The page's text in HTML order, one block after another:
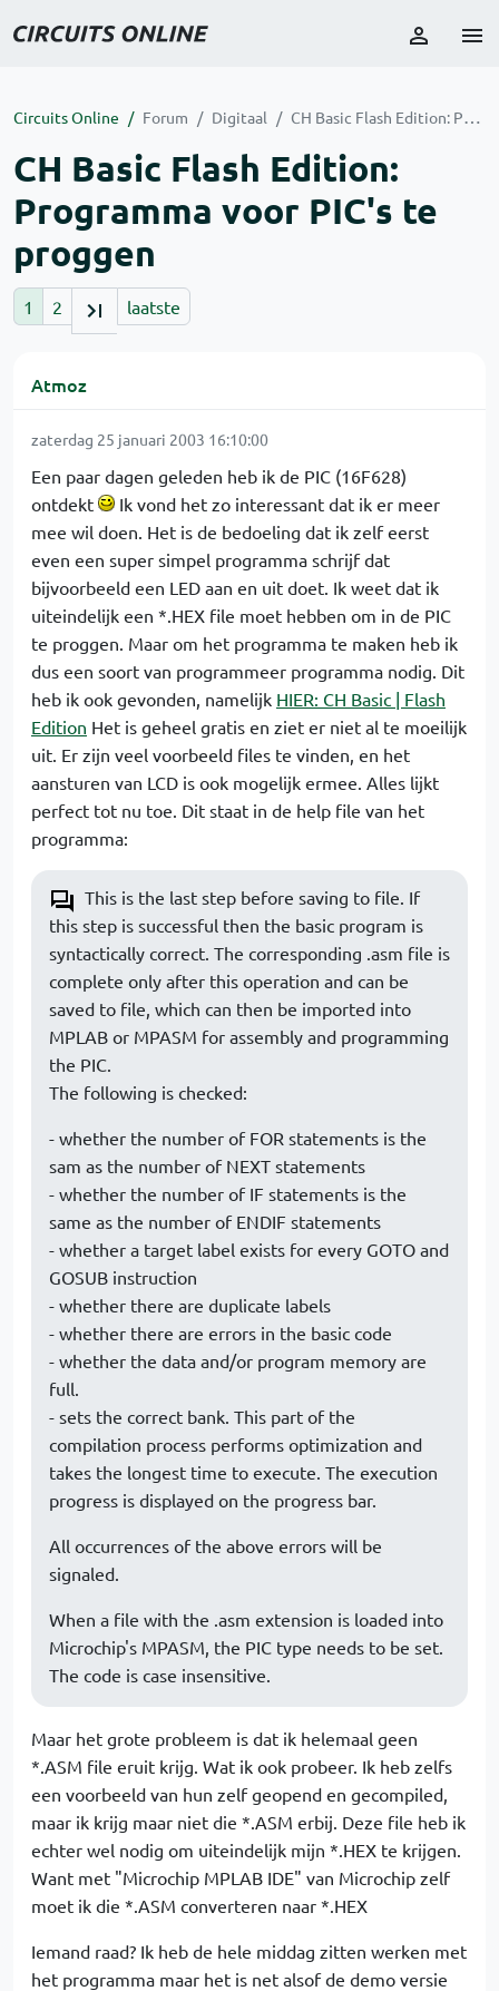
Circuits Online Forum Digitaal CH Basic Flash Edition: Programma voor PIC's te proggen
CH Basic Flash Edition:
Programma voor PIC's te
proggen
1 2 laatste
Atmoz
zaterdag 25 januari 2003 16:10:00
Een paar dagen geleden heb ik de PIC (16F628)
ontdekt
Ik vond het zo interessant dat ik er meer
mee wil doen. Het is de bedoeling dat ik zelf eerst
even een super simpel programma schrijf dat
bijvoorbeeld een LED aan en uit doet. Ik weet dat ik
uiteindelijk een *.HEX file moet hebben om in de PIC
te proggen. Maar om het programma te maken heb ik
dus een soort van programmeer programma nodig. Dit
heb ik ook gevonden, namelijk HIER: CH Basic | Flash
Edition Het is geheel gratis en ziet er niet al te moeilijk
uit. Er zijn veel voorbeeld files te vinden, en het
aansturen van LCD is ook mogelijk ermee. Alles lijkt
perfect tot nu toe. Dit staat in de help file van het
programma:
This is the last step before saving to file. If
this step is successful then the basic program is
syntactically correct. The corresponding .asm file is
complete only after this operation and can be
saved to file, which can then be imported into
MPLAB or MPASM for assembly and programming
the PIC.
The following is checked:
- whether the number of FOR statements is the
sam as the number of NEXT statements
- whether the number of IF statements is the
same as the number of ENDIF statements
- whether a target label exists for every GOTO and
GOSUB instruction
- whether there are duplicate labels
- whether there are errors in the basic code
- whether the data and/or program memory are
full.
- sets the correct bank. This part of the
compilation process performs optimization and
takes the longest time to execute. The execution
progress is displayed on the progress bar.
All occurrences of the above errors will be
signaled.
When a file with the .asm extension is loaded into
Microchip's MPASM, the PIC type needs to be set.
The code is case insensitive.
Maar het grote probleem is dat ik helemaal geen
*.ASM file eruit krijg. Wat ik ook probeer. Ik heb zelfs
een voorbeeld van hun zelf geopend en gecompiled,
maar ik krijg maar niet die *.ASM erbij. Deze file heb ik
echter wel nodig om uiteindelijk mijn *.HEX te krijgen.
Want met "Microchip MPLAB IDE" van Microchip zelf
moet ik die *.ASM converteren naar *.HEX
Iemand raad? Ik heb de hele middag zitten werken met
het programma maar het is net alsof de demo versie